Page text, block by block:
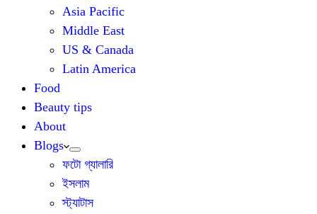
Asia Pacific
Middle East
US & Canada
Latin America
Food
Beauty tips
About
Blogs
ফটো গ্যালারি
ইসলাম
স্ট্যাটাস